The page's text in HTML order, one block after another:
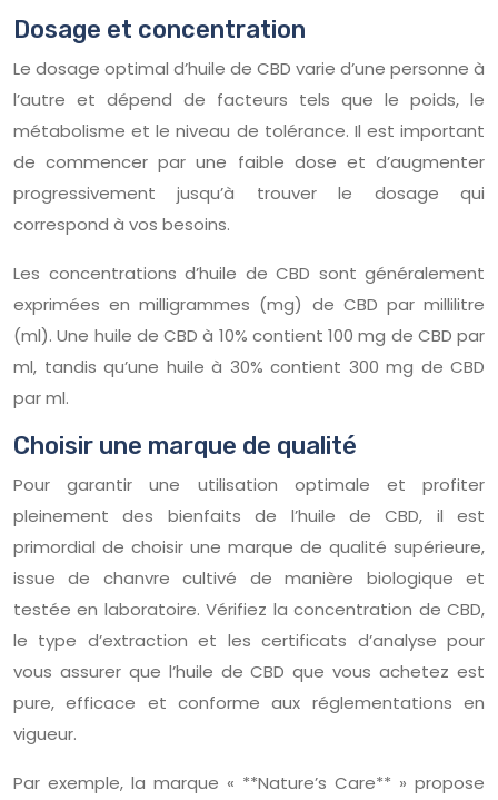
Dosage et concentration
Le dosage optimal d’huile de CBD varie d’une personne à
l’autre et dépend de facteurs tels que le poids, le
métabolisme et le niveau de tolérance. Il est important
de commencer par une faible dose et d’augmenter
progressivement jusqu’à trouver le dosage qui
correspond à vos besoins.
Les concentrations d’huile de CBD sont généralement
exprimées en milligrammes (mg) de CBD par millilitre
(ml). Une huile de CBD à 10% contient 100 mg de CBD par
ml, tandis qu’une huile à 30% contient 300 mg de CBD
par ml.
Choisir une marque de qualité
Pour garantir une utilisation optimale et profiter
pleinement des bienfaits de l’huile de CBD, il est
primordial de choisir une marque de qualité supérieure,
issue de chanvre cultivé de manière biologique et
testée en laboratoire. Vérifiez la concentration de CBD,
le type d’extraction et les certificats d’analyse pour
vous assurer que l’huile de CBD que vous achetez est
pure, efficace et conforme aux réglementations en
vigueur.
Par exemple, la marque « **Nature’s Care** » propose